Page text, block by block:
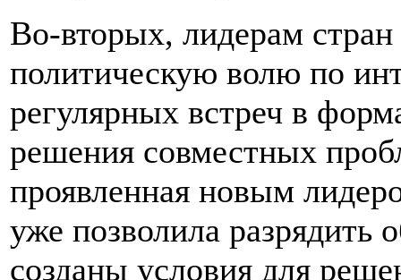
Во-вторых, лидерам
политическую волю по
регулярных встреч в
решения совместных
проявленная новым
уже позволила разрядить
созданы условия для